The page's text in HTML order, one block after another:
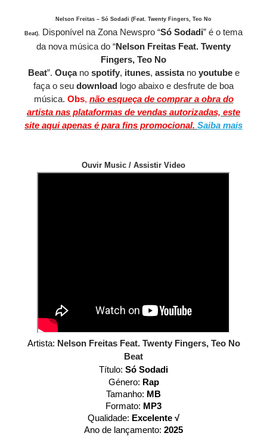
Nelson Freitas – Só Sodadi (Feat. Twenty Fingers, Teo No
Beat). Disponível na Zona Newspro “Só Sodadi” é o tema
da nova música do “Nelson Freitas Feat. Twenty
Fingers, Teo No
Beat”. Ouçano spotify, itunes, assistano youtube e
faça o seu download logo abaixo e desfrute de boa
música. Obs, não esqueça de comprar a obra do
artista nas plataformas de vendas autorizadas, este
site aqui apenas é para fins promocional. Saiba mais
Ouvir Music / Assistir Video
Artista: Nelson Freitas Feat. Twenty Fingers, Teo No
Beat
Título: Só Sodadi
Género: Rap
Tamanho: MB
Formato: MP3
Qualidade: Excelente √
Ano de lançamento: 2025